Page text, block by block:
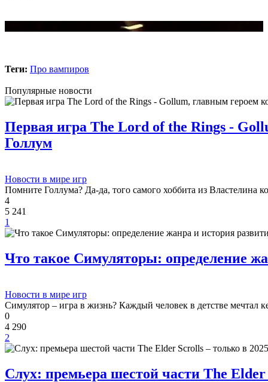
Теги: Про вампиров
Популярные новости
Первая игра The Lord of the Rings -
Голлум
Новости в мире игр
Помните Голлума? Да-да, того самого хоббита из Властелина
4
5 241
1
Что такое Симуляторы: определение
Новости в мире игр
Симулятор – игра в жизнь? Каждый человек в детстве мечтал
0
4 290
2
Слух: премьера шестой части The Elder